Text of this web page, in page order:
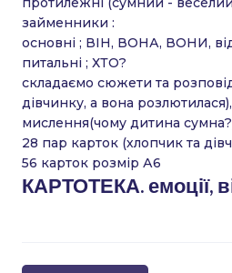
займенники :
основні ; ВІН, ВОНА, ВОНИ,
питальні ; ХТО?
складаємо сюжети та
дівчинку, а вона
мислення(чому дитина
28 пар карток (хлопчик та
56 карток розмір А6
КАРТОТЕКА. емоції,